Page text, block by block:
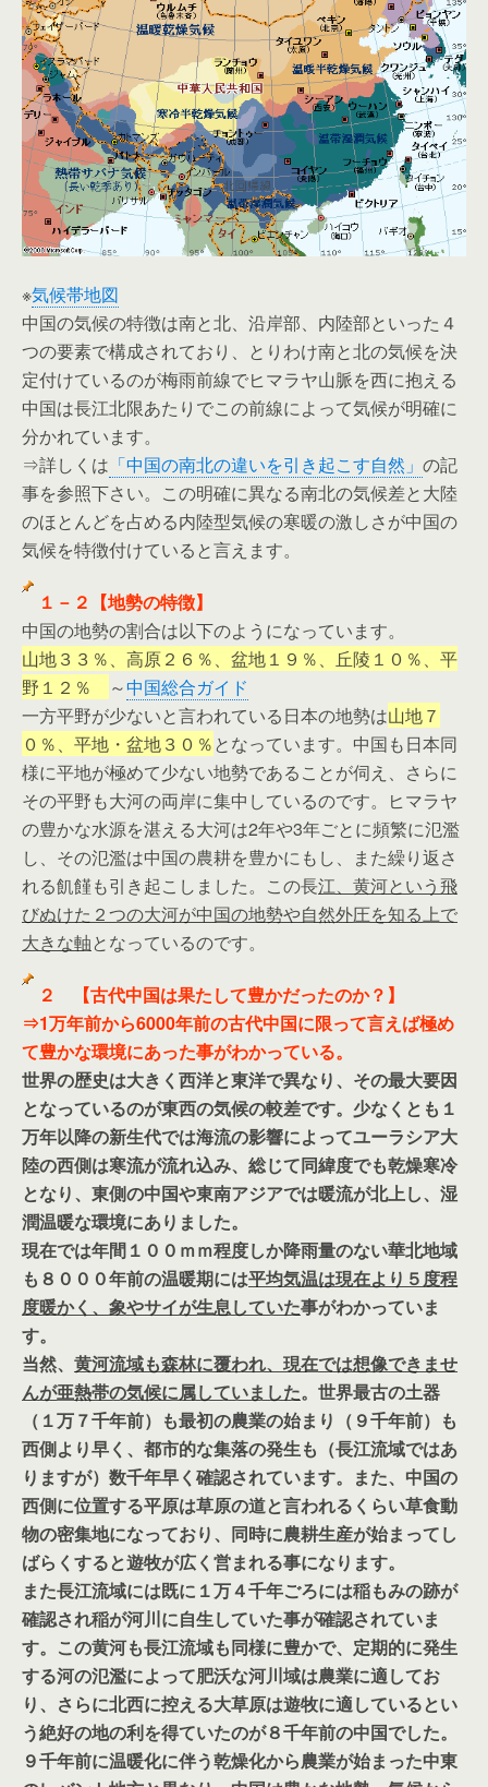
※気候帯地図
中国の気候の特徴は南と北、沿岸部、内陸部といった４
つの要素で構成されており、とりわけ南と北の気候を決
定付けているのが梅雨前線でヒマラヤ山脈を西に抱える
中国は長江北限あたりでこの前線によって気候が明確に
分かれています。
⇒詳しくは 「中国の南北の違いを引き起こす自然」 の記
事を参照下さい。この明確に異なる南北の気候差と大陸
のほとんどを占める内陸型気候の寒暖の激しさが中国の
気候を特徴付けていると言えます。
１－２【地勢の特徴】
中国の地勢の割合は以下のようになっています。
山地３３％、高原２６％、盆地１９％、丘陵１０％、平
野１２％
～中国総合ガイド
一方平野が少ないと言われている日本の地勢は山地７
０％、平地・盆地３０％となっています。中国も日本同
様に平地が極めて少ない地勢であることが伺え、さらに
その平野も大河の両岸に集中しているのです。ヒマラヤ
の豊かな水源を湛える大河は2年や3年ごとに頻繁に氾濫
し、その氾濫は中国の農耕を豊かにもし、また繰り返さ
れる飢饉も引き起こしました。この長江、黄河という飛
びぬけた２つの大河が中国の地勢や自然外圧を知る上で
大きな軸となっているのです。
２ 【古代中国は果たして豊かだったのか？】
⇒1万年前から6000年前の古代中国に限って言えば極め
て豊かな環境にあった事がわかっている。
世界の歴史は大きく西洋と東洋で異なり、その最大要因
となっているのが東西の気候の較差です。少なくとも１
万年以降の新生代では海流の影響によってユーラシア大
陸の西側は寒流が流れ込み、総じて同緯度でも乾燥寒冷
となり、東側の中国や東南アジアでは暖流が北上し、湿
潤温暖な環境にありました。
現在では年間１００ｍｍ程度しか降雨量のない華北地域
も８０００年前の温暖期には平均気温は現在より５度程
度暖かく、象やサイが生息していた事がわかっていま
す。
当然、 黄河流域も森林に覆われ、現在では想像できませ
んが亜熱帯の気候に属していました。世界最古の土器
（１万７千年前）も最初の農業の始まり（９千年前）も
西側より早く、都市的な集落の発生も（長江流域ではあ
りますが）数千年早く確認されています。また、中国の
西側に位置する平原は草原の道と言われるくらい草食動
物の密集地になっており、同時に農耕生産が始まってし
ばらくすると遊牧が広く営まれる事になります。
また長江流域には既に１万４千年ごろには稲もみの跡が
確認され稲が河川に自生していた事が確認されていま
す。この黄河も長江流域も同様に豊かで、定期的に発生
する河の氾濫によって肥沃な河川域は農業に適してお
り、さらに北西に控える大草原は遊牧に適しているとい
う絶好の地の利を得ていたのが８千年前の中国でした。
９千年前に温暖化に伴う乾燥化から農業が始まった中東